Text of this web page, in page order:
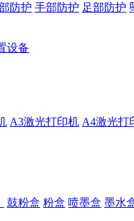
防护 手部防护 足部防护
设备
A3激光打印机 A4激光打
鼓粉盒 粉盒 喷墨盒 墨水